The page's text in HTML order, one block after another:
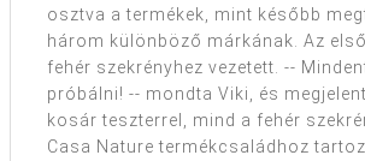
osztva a termékek, mint később
három különböző márkának. Az
fehér szekrényhez vezetett. --
próbálni! -- mondta Viki, és
kosár teszterrel, mind a fehér
Casa Nature termékcsaládhoz